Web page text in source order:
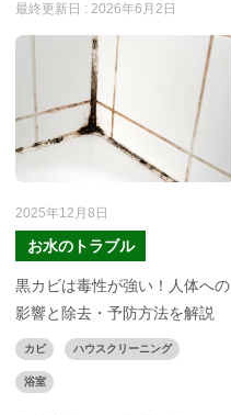
最終更新日 : 2026年6月2日
2025年12月8日
お水のトラブル
黒カビは毒性が強い！人体への
影響と除去・予防方法を解説
カビ ハウスクリーニング
浴室